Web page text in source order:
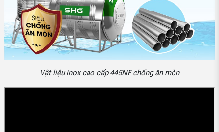
Vật liệu inox cao cấp 445NF chống ăn mòn